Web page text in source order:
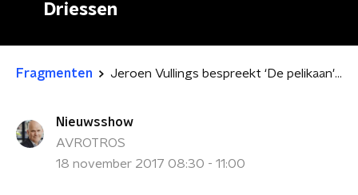
Driessen
Fragmenten Jeroen Vullings bespreekt ‘De pelikaan' van Martin Michael Driessen
Nieuwsshow
AVROTROS
18 november 2017 08:30 - 11:00